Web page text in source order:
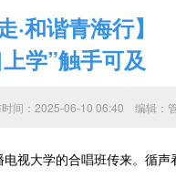
·和谐青海行】
学”触手可及
时间：2025-06-10 06:40 编辑
大学的合唱班传来。循声